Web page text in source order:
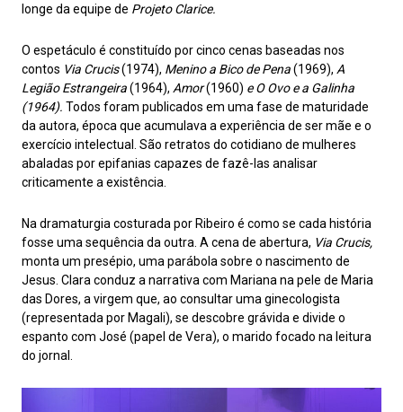
longe da equipe de Projeto Clarice.
O espetáculo é constituído por cinco cenas baseadas nos
contos Via Crucis(1974), Menino a Bico de Pena(1969), A
Legião Estrangeira(1964), Amor(1960) e O Ovo e a Galinha
(1964). Todos foram publicados em uma fase de maturidade
da autora, época que acumulava a experiência de ser mãe e o
exercício intelectual. São retratos do cotidiano de mulheres
abaladas por epifanias capazes de fazê-las analisar
criticamente a existência.
Na dramaturgia costurada por Ribeiro é como se cada história
fosse uma sequência da outra. A cena de abertura, Via Crucis,
monta um presépio, uma parábola sobre o nascimento de
Jesus. Clara conduz a narrativa com Mariana na pele de Maria
das Dores, a virgem que, ao consultar uma ginecologista
(representada por Magali), se descobre grávida e divide o
espanto com José (papel de Vera), o marido focado na leitura
do jornal.